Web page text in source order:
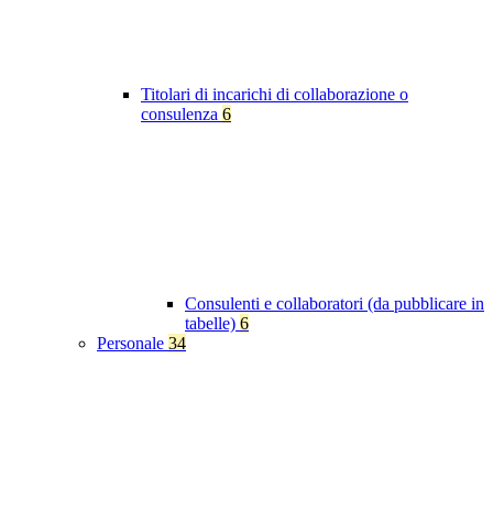
Titolari di incarichi di collaborazione o
consulenza 6
Consulenti e collaboratori (da pubblicare in
tabelle) 6
Personale 34